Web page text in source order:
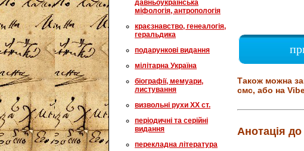
давньоукраїнська
міфологія, антропологія
краєзнавство, генеалогія,
геральдика
подарункові видання
мілітарна Україна
біографії, мемуари,
листування
визвольні рухи XX ст.
періодичні та серійні
видання
перекладна література
Також можна
смс, або на
Анотація до